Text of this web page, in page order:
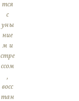
тся
с
уны
ние
м и
стре
ссом
,
восс
тан